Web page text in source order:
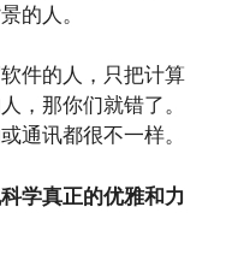
的人。
件的人，只把计算
，那你们就错了。
通讯都很不一样。
学真正的优雅和力